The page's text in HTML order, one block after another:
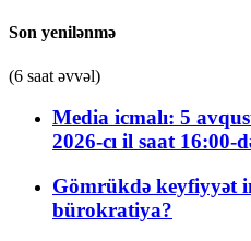
Son yenilənmə
(6 saat əvvəl)
Media icmalı: 5
2026-cı il saat 16:00-
Gömrükdə keyfiyyət
bürokratiya?